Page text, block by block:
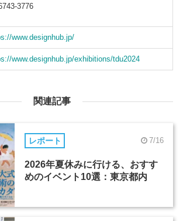
3776
www.designhub.jp/
www.designhub.jp/exhibitions/tdu2024
関連記事
レポート 7/16
2026年夏休みに行ける、おすす
めのイベント10選：東京都内